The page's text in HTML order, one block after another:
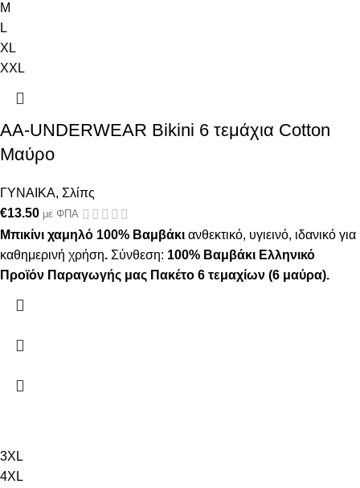
M
L
XL
XXL
AA-UNDERWEAR Bikini 6 τεμάχια Cotton
Μαύρο
ΓΥΝΑΙΚΑ, Σλίπς
€13.50 με ΦΠΑ
Μπικίνι χαμηλό 100% Βαμβάκι ανθεκτικό, υγιεινό, ιδανικό για
καθημερινή χρήση. Σύνθεση: 100% Βαμβάκι Ελληνικό
Προϊόν Παραγωγής μας Πακέτο 6 τεμαχίων (6 μαύρα).
3XL
4XL